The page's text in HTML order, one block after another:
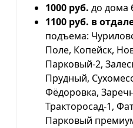
1000 руб. до дома
1100 руб. в
подъема:
Поле, Копейск,
Парковый-2,
Прудный,
Фёдоровка,
Тракторосад-1,
Парковый